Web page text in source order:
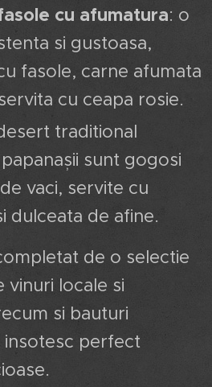
cu afumatura: o
si gustoasa,
fasole, carne afumata
cu ceapa rosie.
traditional
sunt gogosi
vaci, servite cu
dulceata de afine.
de o selectie
vinuri locale si
si bauturi
insotesc perfect